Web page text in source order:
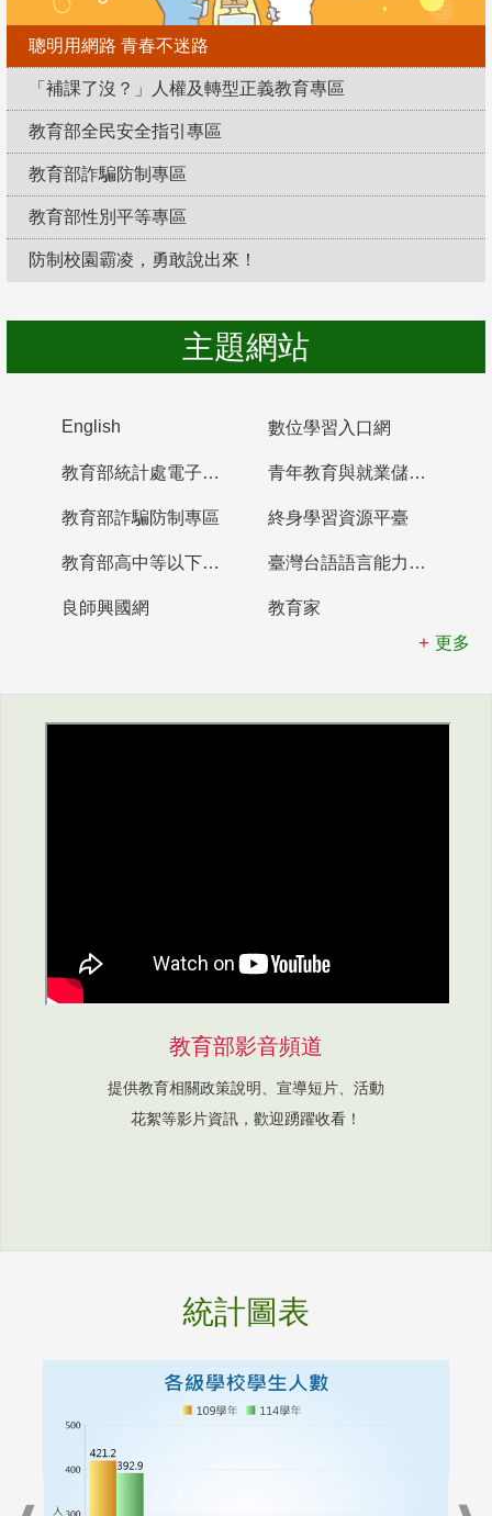
聰明用網路 青春不迷路
「補課了沒？」人權及轉型正義教育專區
教育部全民安全指引專區
教育部詐騙防制專區
教育部性別平等專區
防制校園霸凌，勇敢說出來！
主題網站
English 數位學習入口網
教育部統計處電子書櫃 青年教育與就業儲蓄帳戶
教育部詐騙防制專區 終身學習資源平臺
教育部高中等以下學校及幼兒園教師資格檢定考試 臺灣台語語言能力認證網站
良師興國網
教育家
更多
教育部影音頻道
提供教育相關政策說明、宣導短片、活動
花絮等影片資訊，歡迎踴躍收看！
統計圖表